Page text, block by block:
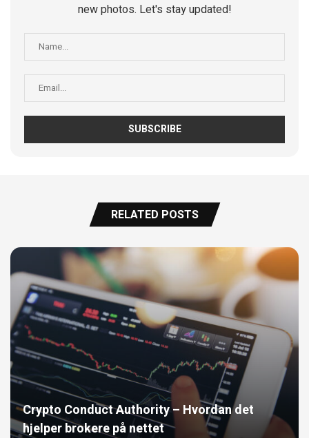
new photos. Let's stay updated!
RELATED POSTS
Crypto Conduct Authority – Hvordan det
hjelper brokere på nettet